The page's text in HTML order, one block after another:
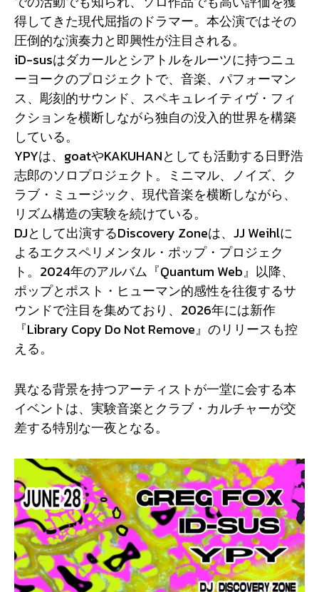
得してきた現代屈指のドラマー。本公演ではその
圧倒的な演奏力と即興性が注目される。
iD-susはダカールとシアトルをルーツに持つニュ
ーヨークのプロジェクトで、音楽、パフォーマン
ス、彫刻的サウンド、スペキュレイティヴ・フィ
クションを横断しながら独自の没入的世界を構築
している。
YPYは、goatやKAKUHANとしても活動する日野浩
志郎のソロプロジェクト。ミニマル、ノイズ、ク
ラブ・ミュージック、現代音楽を横断しながら、
リズム構造の実験を続けている。
DJとして出演するDiscovery Zoneは、JJ Weihlに
よるエクスペリメンタル・ポップ・プロジェク
ト。2024年のアルバム『Quantum Web』以降、
ポップとポスト・ヒューマン的感性を往復するサ
ウンドで注目を集めており、2026年には新作
『Library Copy Do Not Remove』のリリースも控
える。
異なる背景を持つアーティストが一堂に会する本
イベントは、実験音楽とクラブ・カルチャーが交
差する特別な一夜となる。